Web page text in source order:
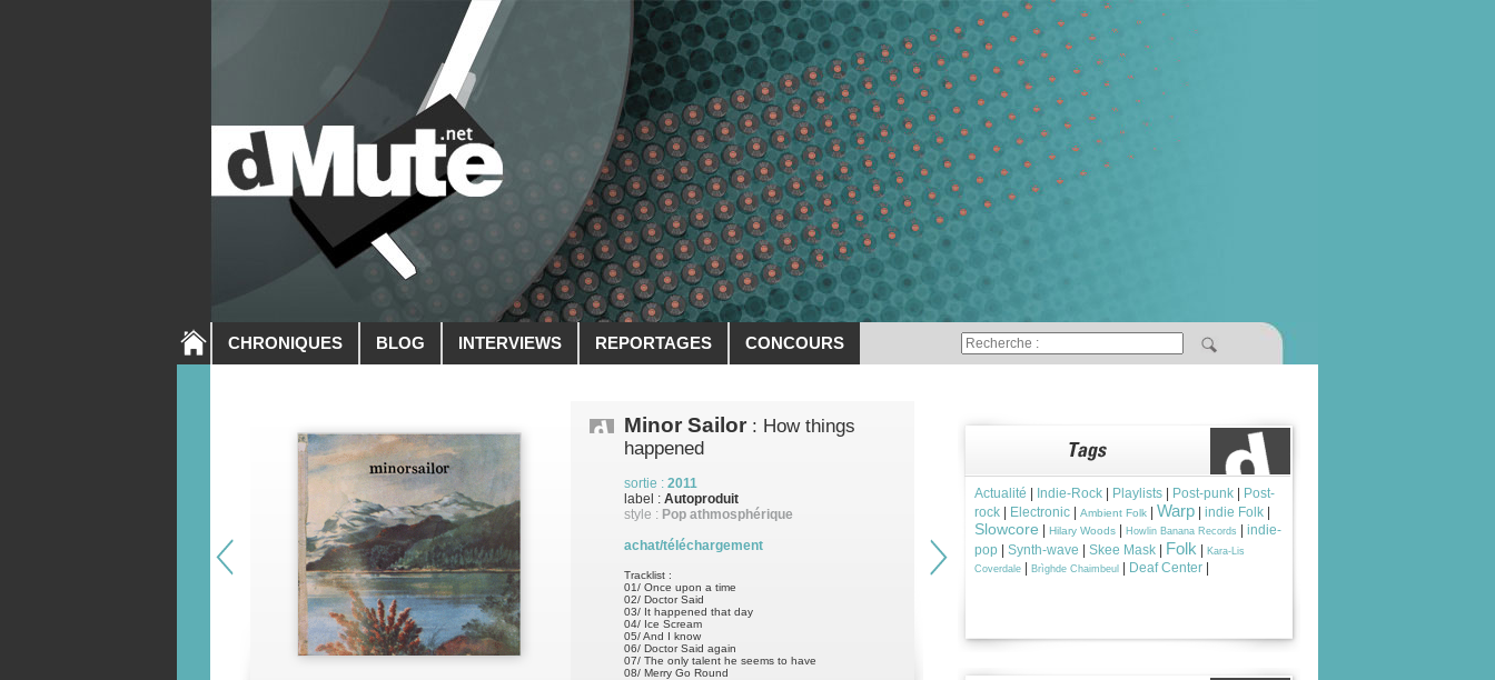
CHRONIQUES BLOG INTERVIEWS REPORTAGES CONCOURS
Minor Sailor : How things
happened
sortie : 2011
label : Autoproduit
style : Pop athmosphérique
achat/téléchargement
Tracklist :
01/ Once upon a time
02/ Doctor Said
03/ It happened that day
04/ Ice Scream
05/ And I know
06/ Doctor Said again
07/ The only talent he seems to have
08/ Merry Go Round
Actualité Indie-Rock Playlists Post-punk
Post-
rock
Electronic Ambient Folk Warp indie Folk
Slowcore Hilary Woods Howlin Banana Records
indie-
pop
Synth-wave Skee Mask Folk
Kara-Lis
Coverdale
Brìghde Chaimbeul Deaf Center